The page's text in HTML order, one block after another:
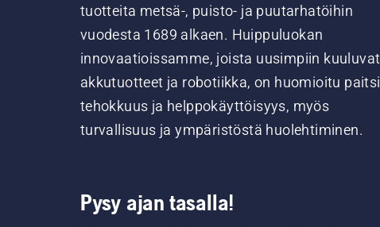
tuotteita metsä-, puisto- ja puutarhatöihin
vuodesta 1689 alkaen. Huippuluokan
innovaatioissamme, joista uusimpiin kuuluvat
akkutuotteet ja robotiikka, on huomioitu paitsi
tehokkuus ja helppokäyttöisyys, myös
turvallisuus ja ympäristöstä huolehtiminen.
Pysy ajan tasalla!